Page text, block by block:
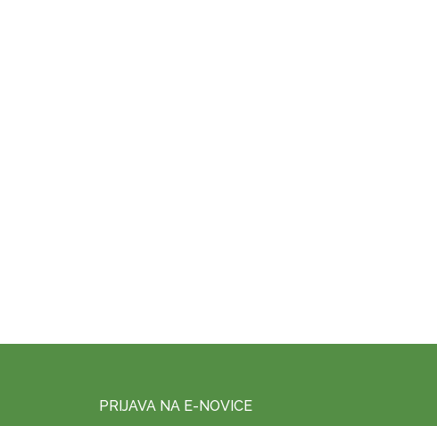
PRIJAVA NA E-NOVICE